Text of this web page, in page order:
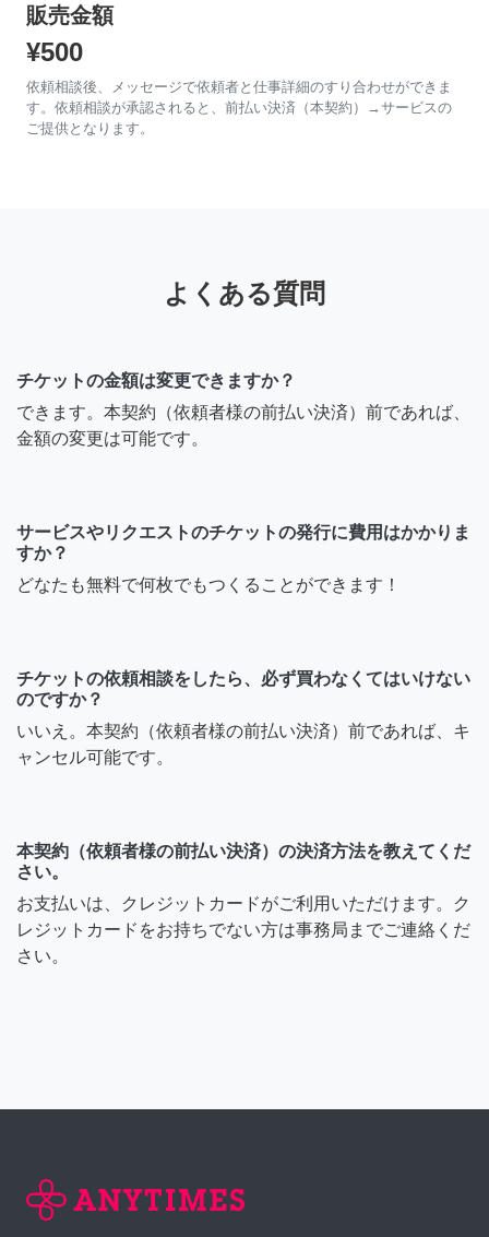
販売金額
¥500
依頼相談後、メッセージで依頼者と仕事詳細のすり合わせができま
す。依頼相談が承認されると、前払い決済（本契約）→サービスの
ご提供となります。
よくある質問
チケットの金額は変更できますか？
できます。本契約（依頼者様の前払い決済）前であれば、
金額の変更は可能です。
サービスやリクエストのチケットの発行に費用はかかりま
すか？
どなたも無料で何枚でもつくることができます！
チケットの依頼相談をしたら、必ず買わなくてはいけない
のですか？
いいえ。本契約（依頼者様の前払い決済）前であれば、キ
ャンセル可能です。
本契約（依頼者様の前払い決済）の決済方法を教えてくだ
さい。
お支払いは、クレジットカードがご利用いただけます。ク
レジットカードをお持ちでない方は事務局までご連絡くだ
さい。